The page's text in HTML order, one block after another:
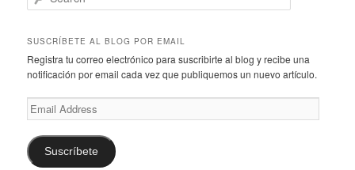
e
r
h
SUSCRÍBETE AL BLOG POR EMAIL
Registra tu correo electrónico para suscribirte al blog y recibe una
notificación por email cada vez que publiquemos un nuevo artículo.
Email
Address
Suscríbete